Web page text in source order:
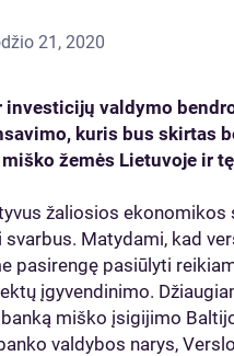
21, 2020
investicijų valdymo
kuris bus skirtas
žemės Lietuvoje ir
žaliosios
Matydami, kad
pasirengę pasiūlyti
įgyvendinimo.
banką miško įsigijimo
valdybos narys,